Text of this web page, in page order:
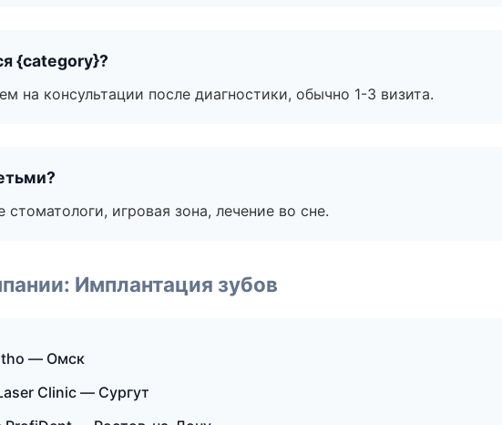
{category}?
на консультации после диагностики, обычно 1-3 визита.
стоматологи, игровая зона, лечение во сне.
Имплантация зубов
— Омск
Clinic — Сургут